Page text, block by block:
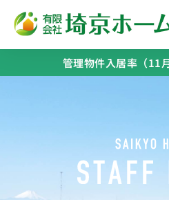
管理物件入居率（11月